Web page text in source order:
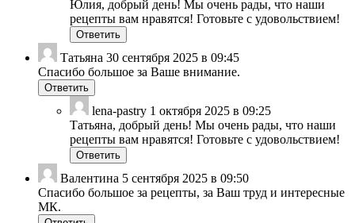
Юлия, добрый день! Мы очень рады, что наши
рецепты вам нравятся! Готовьте с удовольствием!
Ответить
Татьяна 30 сентября 2025 в 09:45
Спасибо большое за Ваше внимание.
Ответить
lena-pastry 1 октября 2025 в 09:25
Татьяна, добрый день! Мы очень рады, что наши
рецепты вам нравятся! Готовьте с удовольствием!
Ответить
Валентина 5 сентября 2025 в 09:50
Спасибо большое за рецепты, за Ваш труд и интересные
МК.